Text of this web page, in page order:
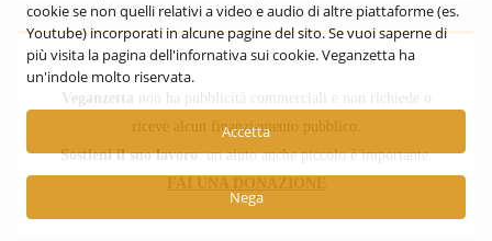
Veganzetta non ha pubblicità commerciali e non richiede o
riceve alcun finanziamento pubblico.
Sostieni il suo lavoro: un aiuto anche piccolo è importante.
cookie se non quelli relativi a video e audio di altre piattaforme (es.
Youtube) incorporati in alcune pagine del sito. Se vuoi saperne di
più visita la pagina dell'infornativa sui cookie. Veganzetta ha
un'indole molto riservata.
Accetta
Nega